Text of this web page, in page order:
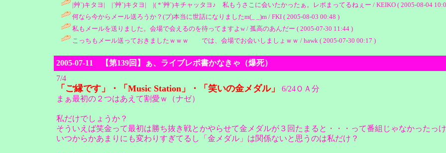
|艸`)キタヨ| |´艸`)キタヨ| |( *´艸`)キチャッタヨ♪ 私もうさこに会いたかったぁ。レポまってるねぇー / KEIKO ( 2005-08-04
何なら今からメール送ろうか？(プ)本当に世話になりましたm(_ _)m / FKI ( 2005-08-03 00:48 )
私もメールを送りました。会場で会えるのを待ってますよw / 孤高のあんだー ( 2005-07-30 11:44 )
こっちもメール送っておきましたｗｗｗ では、会場でお会いしましょｗｗ / hawk ( 2005-07-30 00:17 )
2005-07-11 【第139回】ぁ、ライブレポ書かなきゃ（爆死）
7/4
「ご縁です」・「Music Station」・「笑いの金メダル」
6/24ＯＡ分
まぁ最初の２つはあえて割愛ｗ（ナゼ）
私だけでしょうか？
そういえば笑金って最初は勝ち抜き戦とかやらせて金メダルが３回たまると・・・って番組じゃなかったっけ
いつからかあまりにも変わりすぎてるし「金メダル」は関係ないと思うのは私だけ？